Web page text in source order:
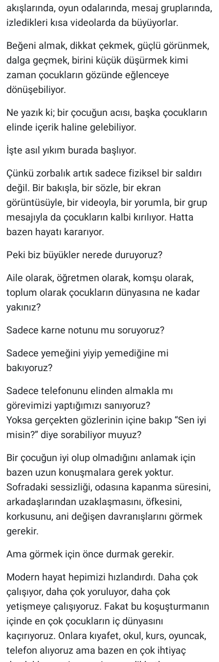
akışlarında, oyun odalarında, mesaj gruplarında,
izledikleri kısa videolarda da büyüyorlar.
Beğeni almak, dikkat çekmek, güçlü görünmek,
dalga geçmek, birini küçük düşürmek kimi
zaman çocukların gözünde eğlenceye
dönüşebiliyor.
Ne yazık ki; bir çocuğun acısı, başka çocukların
elinde içerik haline gelebiliyor.
İşte asıl yıkım burada başlıyor.
Çünkü zorbalık artık sadece fiziksel bir saldırı
değil. Bir bakışla, bir sözle, bir ekran
görüntüsüyle, bir videoyla, bir yorumla, bir grup
mesajıyla da çocukların kalbi kırılıyor. Hatta
bazen hayatı kararıyor.
Peki biz büyükler nerede duruyoruz?
Aile olarak, öğretmen olarak, komşu olarak,
toplum olarak çocukların dünyasına ne kadar
yakınız?
Sadece karne notunu mu soruyoruz?
Sadece yemeğini yiyip yemediğine mi
bakıyoruz?
Sadece telefonunu elinden almakla mı
görevimizi yaptığımızı sanıyoruz?
Yoksa gerçekten gözlerinin içine bakıp “Sen iyi
misin?” diye sorabiliyor muyuz?
Bir çocuğun iyi olup olmadığını anlamak için
bazen uzun konuşmalara gerek yoktur.
Sofradaki sessizliği, odasına kapanma süresini,
arkadaşlarından uzaklaşmasını, öfkesini,
korkusunu, ani değişen davranışlarını görmek
gerekir.
Ama görmek için önce durmak gerekir.
Modern hayat hepimizi hızlandırdı. Daha çok
çalışıyor, daha çok yoruluyor, daha çok
yetişmeye çalışıyoruz. Fakat bu koşuşturmanın
içinde en çok çocukların iç dünyasını
kaçırıyoruz. Onlara kıyafet, okul, kurs, oyuncak,
telefon alıyoruz ama bazen en çok ihtiyaç